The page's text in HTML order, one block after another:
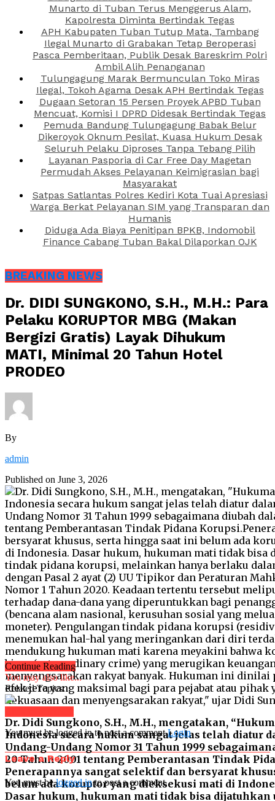
Munarto di Tuban Terus Menggerus Alam,
Kapolresta Diminta Bertindak Tegas
APH Kabupaten Tuban Tutup Mata, Tambang
Ilegal Munarto di Grabakan Tetap Beroperasi
Pasca Pemberitaan, Publik Desak Bareskrim Polri
Ambil Alih Penanganan
Tulungagung Marak Bermunculan Toko Miras
Ilegal, Tokoh Agama Desak APH Bertindak Tegas
Dugaan Setoran 15 Persen Proyek APBD Tuban
Mencuat, Komisi I DPRD Didesak Bertindak Tegas
Pemuda Bandung Tulungagung Babak Belur
Dikeroyok Oknum Pesilat, Kuasa Hukum Desak
Seluruh Pelaku Diproses Tanpa Tebang Pilih
Layanan Pasporia di Car Free Day Magetan
Permudah Akses Pelayanan Keimigrasian bagi
Masyarakat
Satpas Satlantas Polres Kediri Kota Tuai Apresiasi
Warga Berkat Pelayanan SIM yang Transparan dan
Humanis
Diduga Ada Biaya Penitipan BPKB, Indomobil
Finance Cabang Tuban Bakal Dilaporkan OJK
BREAKING NEWS
Dr. DIDI SUNGKONO, S.H., M.H.: Para
Pelaku KORUPTOR MBG (Makan
Bergizi Gratis) Layak Dihukum
MATI, Minimal 20 Tahun Hotel
PRODEO
By
admin
Published on June 3, 2026
Dr. Didi Sungkono, S.H., M.H., mengatakan,
Indonesia secara hukum sangat jelas telah diatur
Undang-Undang Nomor 31 Tahun 1999
20 Tahun 2001 tentang Pemberantasan Tindak
Penerapannya sangat selektif dan bersyarat
belum ada koruptor yang dieksekusi mati di
Dasar hukum, hukuman mati tidak bisa
Continue Reading
You may also like...
Related Topics:
You must be logged in to post a commentLogin
Leave a Reply
You must belogged into post a comment.